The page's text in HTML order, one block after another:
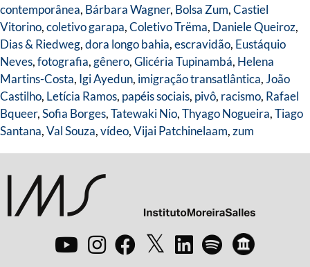
contemporânea, Bárbara Wagner, Bolsa Zum,Castiel
Vitorino,coletivo garapa,Coletivo Trëma, Daniele Queiroz,
Dias & Riedweg,dora longo bahia,escravidão, Eustáquio
Neves,fotografia, gênero,Glicéria Tupinambá, Helena
Martins-Costa, Igi Ayedun, imigração transatlântica, João
Castilho, Letícia Ramos, papéis sociais, pivô, racismo, Rafael
Bqueer,Sofia Borges,Tatewaki Nio,Thyago Nogueira,Tiago
Santana,Val Souza,vídeo,Vijai Patchinelaam,zum